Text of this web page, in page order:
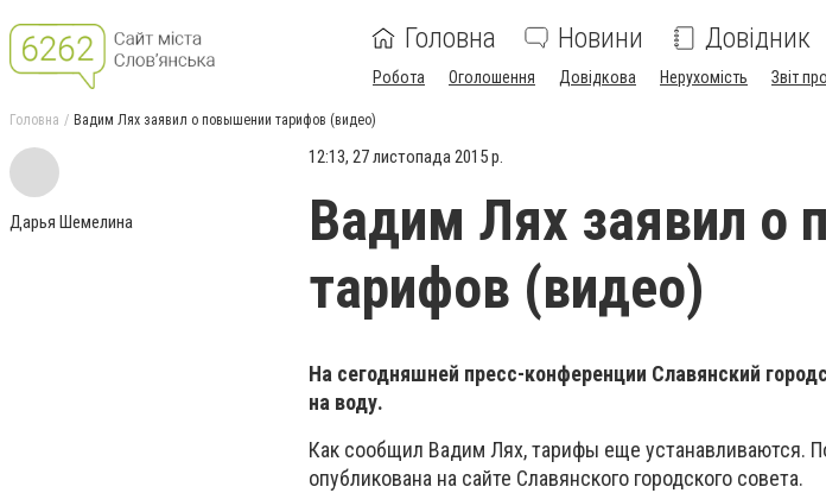
Головна Новини Довідник
Робота Оголошення Довідкова Нерухомість Звіт
Головна Вадим Лях заявил о повышении тарифов (видео)
Дарья Шемелина
12:13, 27 листопада 2015 р.
Вадим Лях заявил о
тарифов (видео)
На сегодняшней пресс-конференции Славянский
на воду.
Как сообщил Вадим Лях, тарифы еще устанавливаются.
опубликована на сайте Славянского городского совета.